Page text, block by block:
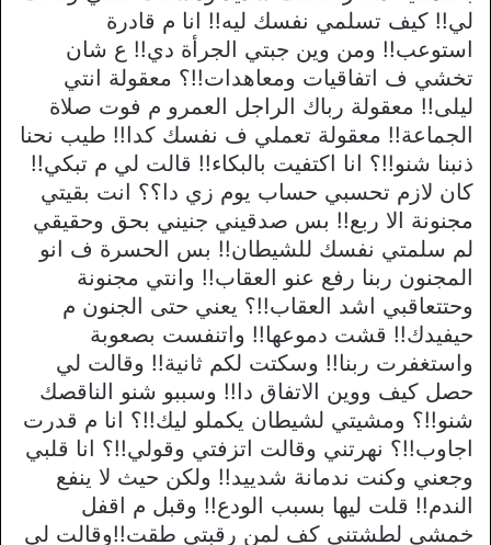
لي!! كيف تسلمي نفسك ليه!! انا م قادرة
استوعب!! ومن وين جبتي الجرأة دي!! ع شان
تخشي ف اتفاقيات ومعاهدات!!؟ معقولة انتي
ليلى!! معقولة رباك الراجل العمرو م فوت صلاة
الجماعة!! معقولة تعملي ف نفسك كدا!! طيب نحنا
ذنبنا شنو!!؟ انا اكتفيت بالبكاء!! قالت لي م تبكي!!
كان لازم تحسبي حساب يوم زي دا؟؟ انت بقيتي
مجنونة الا ربع!! بس صدقيني جنيني بحق وحقيقي
لم سلمتي نفسك للشيطان!! بس الحسرة ف انو
المجنون ربنا رفع عنو العقاب!! وانتي مجنونة
وحتتعاقبي اشد العقاب!!؟ يعني حتى الجنون م
حيفيدك!! قشت دموعها!! واتنفست بصعوبة
واستغفرت ربنا!! وسكتت لكم ثانية!! وقالت لي
حصل كيف ووين الاتفاق دا!! وسببو شنو الناقصك
شنو!!؟ ومشيتي لشيطان يكملو ليك!!؟ انا م قدرت
اجاوب!!؟ نهرتني وقالت اتزفتي وقولي!!؟ انا قلبي
وجعني وكنت ندمانة شدييد!! ولكن حيث لا ينفع
الندم!! قلت ليها بسبب الودع!! وقبل م اقفل
خمشي لطشتني كف لمن رقبتي طقت!!وقالت لي